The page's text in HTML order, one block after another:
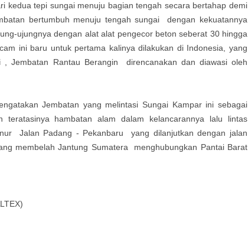
kedua tepi sungai menuju bagian tengah secara bertahap demi
bertumbuh menuju tengah sungai dengan kekuatannya
ujungnya dengan alat alat pengecor beton seberat 30 hingga
ini baru untuk pertama kalinya dilakukan di Indonesia, yang
Jembatan Rantau Berangin direncanakan dan diawasi oleh
Jembatan yang melintasi Sungai Kampar ini sebagai
teratasinya hambatan alam dalam kelancarannya lalu lintas
Jalan Padang - Pekanbaru yang dilanjutkan dengan jalan
membelah Jantung Sumatera menghubungkan Pantai Barat